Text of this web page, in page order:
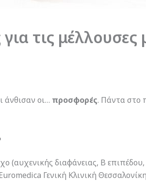
τις μέλλουσες
άνθισαν οι… προσφορές. Πάντα στο
(αυχενικής διαφάνειας, Β
Γενική Κλινική